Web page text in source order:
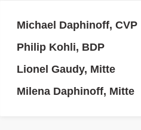
Michael Daphinoff, CVP
Philip Kohli, BDP
Lionel Gaudy, Mitte
Milena Daphinoff, Mitte